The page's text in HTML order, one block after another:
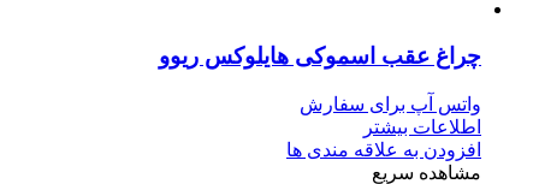
چراغ عقب اسموکی هایلوکس ریوو
واتس آپ برای سفارش
اطلاعات بیشتر
افزودن به علاقه مندی ها
مشاهده سریع